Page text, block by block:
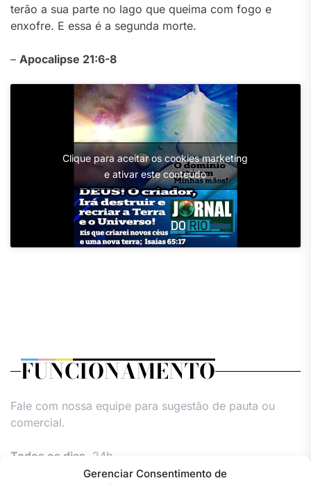
Gerenciar Consentimento de
terão a sua parte no lago que queima com fogo e
enxofre. E essa é a segunda morte.
– Apocalipse 21:6-8
Clique para aceitar os cookies marketing
e ativar este conteúdo
FUNCIONAMENTO
Fale com nossa equipe para sugestão de pauta ou
comercial.
Todos os dias, 24h.